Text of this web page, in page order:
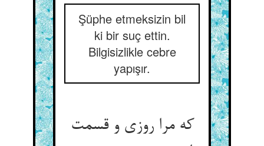
Şüphe etmeksizin bil
ki bir suç ettin.
Bilgisizlikle cebre
yapışır.
که مرا روزی و قسمت